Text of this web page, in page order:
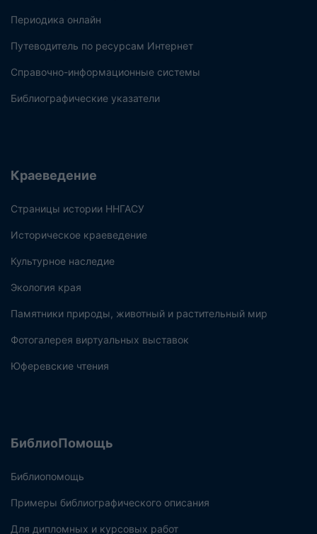
Периодика онлайн
Путеводитель по ресурсам Интернет
Справочно-информационные системы
Библиографические указатели
Краеведение
Страницы истории ННГАСУ
Историческое краеведение
Культурное наследие
Экология края
Памятники природы, животный и растительный мир
Фотогалерея виртуальных выставок
Юферевские чтения
БиблиоПомощь
Библиопомощь
Примеры библиографического описания
Для дипломных и курсовых работ